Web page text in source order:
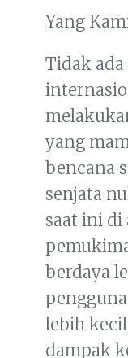
Yang
Tidak ada
yang
bencana
senjata
saat ini di
berdaya
lebih
dampak